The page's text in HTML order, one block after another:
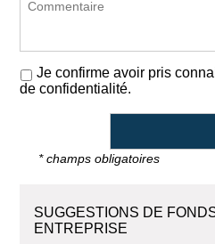
Je confirme avoir pris
de confidentialité.
* champs obligatoires
SUGGESTIONS DE
ENTREPRISE